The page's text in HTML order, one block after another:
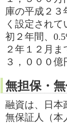
庫の平成２３
く設定され
初２年間、
２年１２月
３，０００
無担保・
融資は、日本
無保証人（本